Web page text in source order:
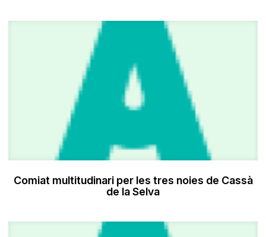
Comiat multitudinari per les tres noies de Cassà
de la Selva